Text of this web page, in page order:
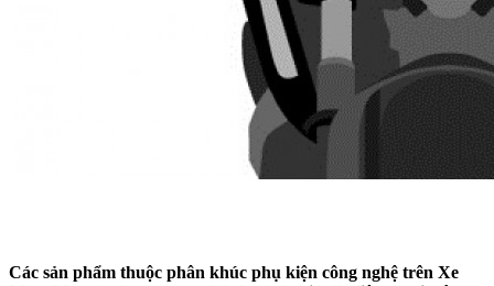
Các sản phẩm thuộc phân khúc phụ kiện công nghệ trên Xe